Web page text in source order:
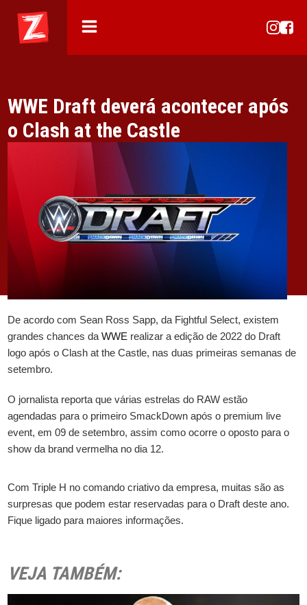
WWE Draft deverá acontecer após
o Clash at the Castle
De acordo com Sean Ross Sapp, da Fightful Select, existem
grandes chances da WWE realizar a edição de 2022 do Draft
logo após o Clash at the Castle, nas duas primeiras semanas de
setembro.
O jornalista reporta que várias estrelas do RAW estão
agendadas para o primeiro SmackDown após o premium live
event, em 09 de setembro, assim como ocorre o oposto para o
show da brand vermelha no dia 12.
Com Triple H no comando criativo da empresa, muitas são as
surpresas que podem estar reservadas para o Draft deste ano.
Fique ligado para maiores informações.
VEJA TAMBÉM: